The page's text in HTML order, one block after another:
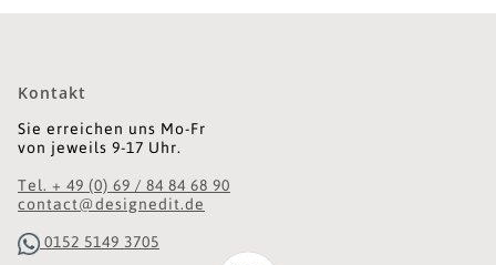
Kontakt
Sie erreichen uns Mo-Fr
von jeweils 9-17 Uhr.
Tel. + 49 (0) 69 / 84 84 68 90
contact@designedit.de
0152 5149 3705